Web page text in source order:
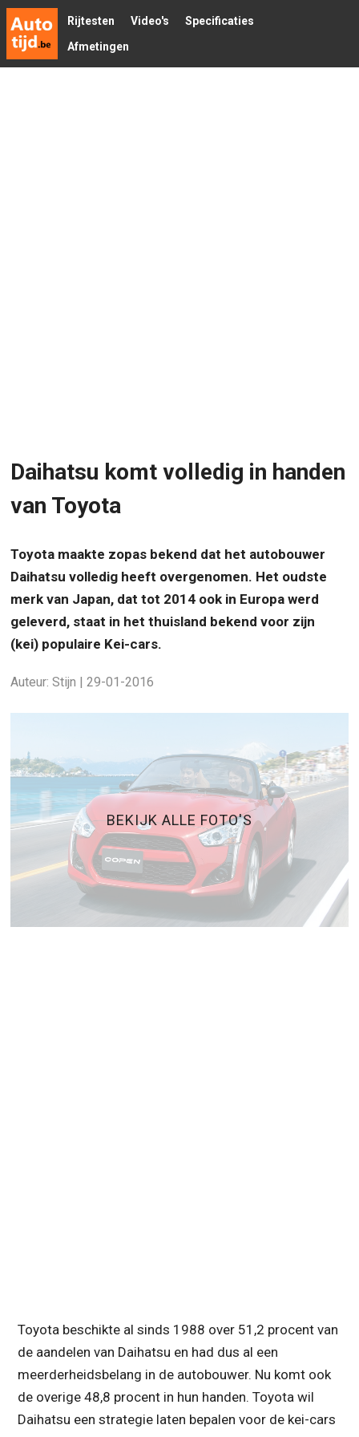
Rijtesten Video's
Specificaties
Afmetingen
Daihatsu komt volledig in handen
van Toyota
Toyota maakte zopas bekend dat het autobouwer
Daihatsu volledig heeft overgenomen. Het oudste
merk van Japan, dat tot 2014 ook in Europa werd
geleverd, staat in het thuisland bekend voor zijn
(kei) populaire Kei-cars.
Auteur: Stijn | 29-01-2016
BEKIJK ALLE FOTO'S
Toyota beschikte al sinds 1988 over 51,2 procent van
de aandelen van Daihatsu en had dus al een
meerderheidsbelang in de autobouwer. Nu komt ook
de overige 48,8 procent in hun handen. Toyota wil
Daihatsu een strategie laten bepalen voor de kei-cars